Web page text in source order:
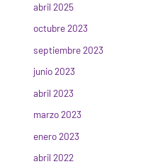
abril 2025
octubre 2023
septiembre 2023
junio 2023
abril 2023
marzo 2023
enero 2023
abril 2022